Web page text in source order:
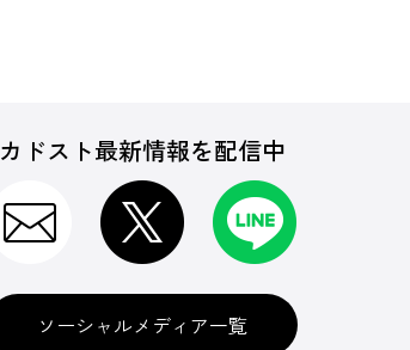
カドスト最新情報を配信中
ソーシャルメディア一覧